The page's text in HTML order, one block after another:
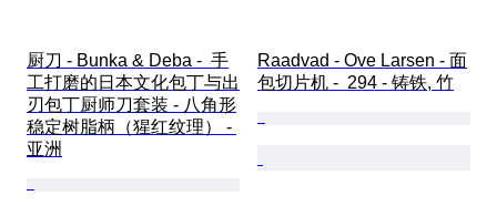
厨刀 - Bunka & Deba -  手
工打磨的日本文化包丁与出
刃包丁厨师刀套装 - 八角形
稳定树脂柄（猩红纹理） -
亚洲
Raadvad - Ove Larsen - 面
包切片机 -  294 - 铸铁, 竹